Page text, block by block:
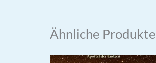
Ähnliche Produkte